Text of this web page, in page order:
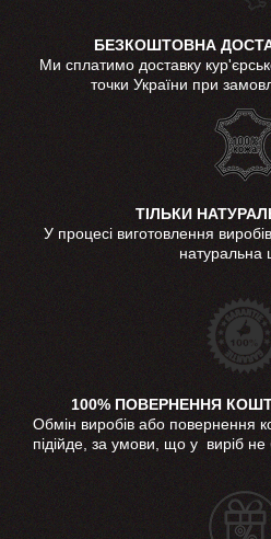
БЕЗКОШТОВНА
Ми сплатимо доставку
точки України при
ТІЛЬКИ
У процесі виготовлення
натуральна
100% ПОВЕРНЕННЯ
Обмін виробів або повернення
підійде, за умови, що у виріб не